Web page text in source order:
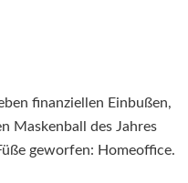
finanziellen Einbußen,
Maskenball des Jahres
geworfen: Homeoffice.